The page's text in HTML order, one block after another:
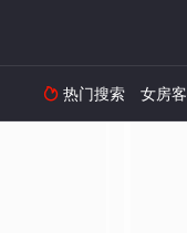
 热门搜索 女房客